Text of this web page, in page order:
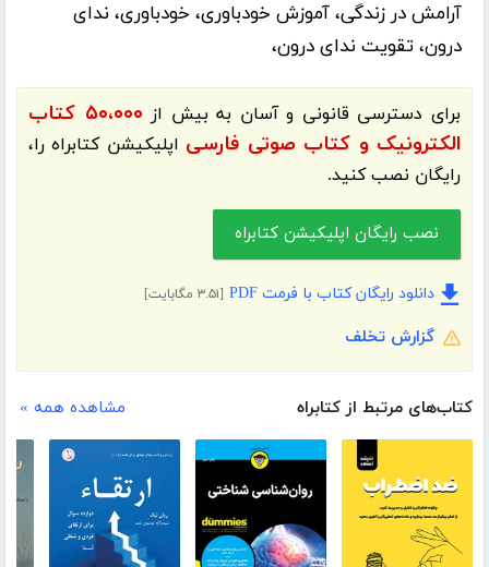
آرامش در زندگی، آموزش خودباوری، خودباوری، ندای
درون، تقویت ندای درون،
برای دسترسی قانونی و آسان به بیش از
۵۰،۰۰۰ کتاب
الکترونیک و کتاب صوتی فارسی اپلیکیشنکتابراهرا،
رایگان نصب کنید.
نصب رایگان اپلیکیشن کتابراه
دانلود رایگان کتاب با فرمت PDF [۳.۵۱ مگابایت]
گزارش تخلف
کتاب‌های مرتبط از کتابراه مشاهده همه »